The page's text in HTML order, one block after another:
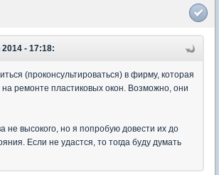
- 17:18:
(проконсультироваться) в фирму, которая
ремонте пластиковых окон. Возможно, они
не высокого, но я попробую довести их до
Если не удастся, то тогда буду думать